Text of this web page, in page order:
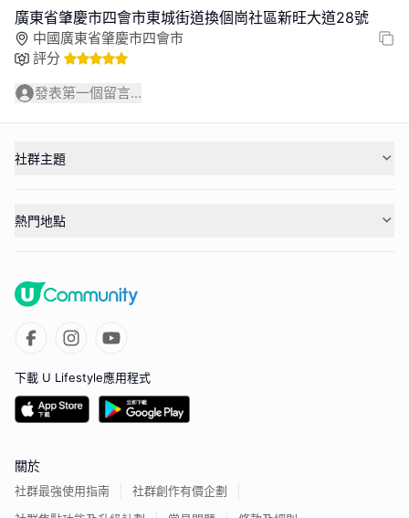
廣東省肇慶市四會市東城街道換個崗社區新旺大道28號
中國廣東省肇慶市四會市
評分
發表第一個留言...
社群主題
熱門地點
下載 U Lifestyle應用程式
關於
社群最強使用指南
社群創作有價企劃